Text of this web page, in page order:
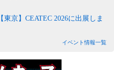
【東京】CEATEC 2026に出展しま
イベント情報一覧